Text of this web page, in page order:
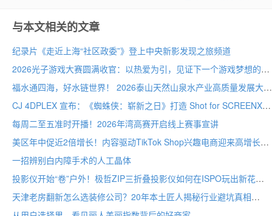
与本文相关的文章
纪录片《走近上海“社区政委”》登上中央新影发现之旅频道
2026光子游戏大赛圆满收官：以热爱为引，见证下一个游戏梦想的诞生
福水通四海，好水链世界！ 2026泰山天然山泉水产业高质量发展大会圆满举行
CJ 4DPLEX 宣布：《蜘蛛侠：崭新之日》打造 Shot for SCREENX 专属版本
每周二至五准时开播！2026年湾高赛开启线上赛事宣讲
美区年中促近2倍增长！内容驱动TikTok Shop兴趣电商迎来高增长
一招辨别白内障手术的人工晶体
投影仪开始“卷”户外！极哲ZIP三折叠投影仪如何在ISPO玩出新花样？
天津老房翻新怎么选装修公司？20年本土匠人揭秘行业避坑真相